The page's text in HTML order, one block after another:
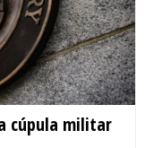
cúpula militar